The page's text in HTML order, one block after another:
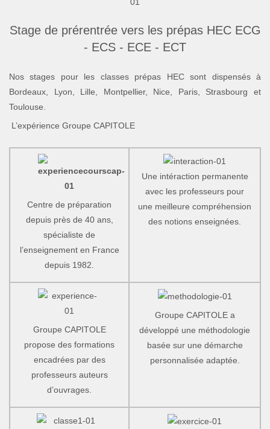
Stage de prérentrée vers les prépas HEC ECG
- ECS - ECE - ECT
Nos stages pour les classes prépas HEC sont dispensés à
Bordeaux, Lyon, Lille, Montpellier, Nice, Paris, Strasbourg et
Toulouse.
L’expérience Groupe CAPITOLE
Centre de préparation
depuis près de 40 ans,
spécialiste de
l’enseignement en France
depuis 1982.
Une intéraction permanente
avec les professeurs pour
une meilleure compréhension
des notions enseignées.
Groupe CAPITOLE
propose des formations
encadrées par des
professeurs auteurs
d’ouvrages.
Groupe CAPITOLE a
développé une méthodologie
basée sur une démarche
personnalisée adaptée.